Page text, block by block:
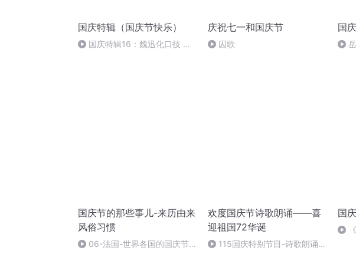
国庆特辑（国庆节快乐）
国庆特辑16：魏迅化口技 二
庆祝七一和国庆节
囚歌
国
国庆节的那些事儿-来历由来
风俗习惯
06-法国-世界各国的国庆节-
欢度国庆节诗歌朗诵——喜
迎祖国72华诞
115国庆特别节目-诗歌朗诵-
国